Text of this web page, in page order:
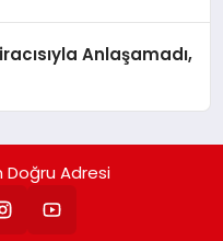
Anlaşamadı,
Adresi